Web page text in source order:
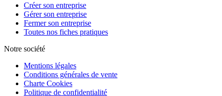
Créer son entreprise
Gérer son entreprise
Fermer son entreprise
Toutes nos fiches pratiques
Notre société
Mentions légales
Conditions générales de vente
Charte Cookies
Politique de confidentialité